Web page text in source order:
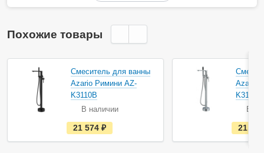
Похожие товары
Смеситель для ванны
Azario Римини AZ-
K3110B
В наличии
е
с
т
21 574
Azario
K3110
В
21